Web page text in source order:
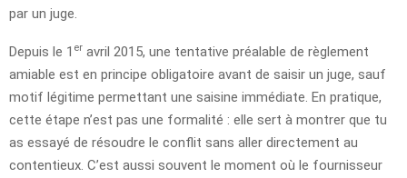
par un juge.
Depuis le 1 er avril 2015, une tentative préalable de règlement
amiable est en principe obligatoire avant de saisir un juge, sauf
motif légitime permettant une saisine immédiate. En pratique,
cette étape n’est pas une formalité : elle sert à montrer que tu
as essayé de résoudre le conflit sans aller directement au
contentieux. C’est aussi souvent le moment où le fournisseur